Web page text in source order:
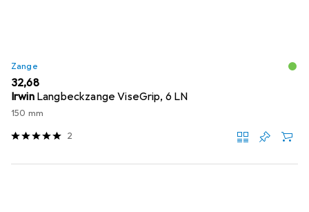
Zange
EUR
32,68
Irwin Langbeckzange ViseGrip, 6 LN
150 mm
2